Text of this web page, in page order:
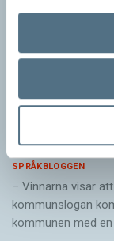
ordvitsar!
SPRÅKBLOGGEN
– Vinnarna visar
kommunslogan
kommunen med